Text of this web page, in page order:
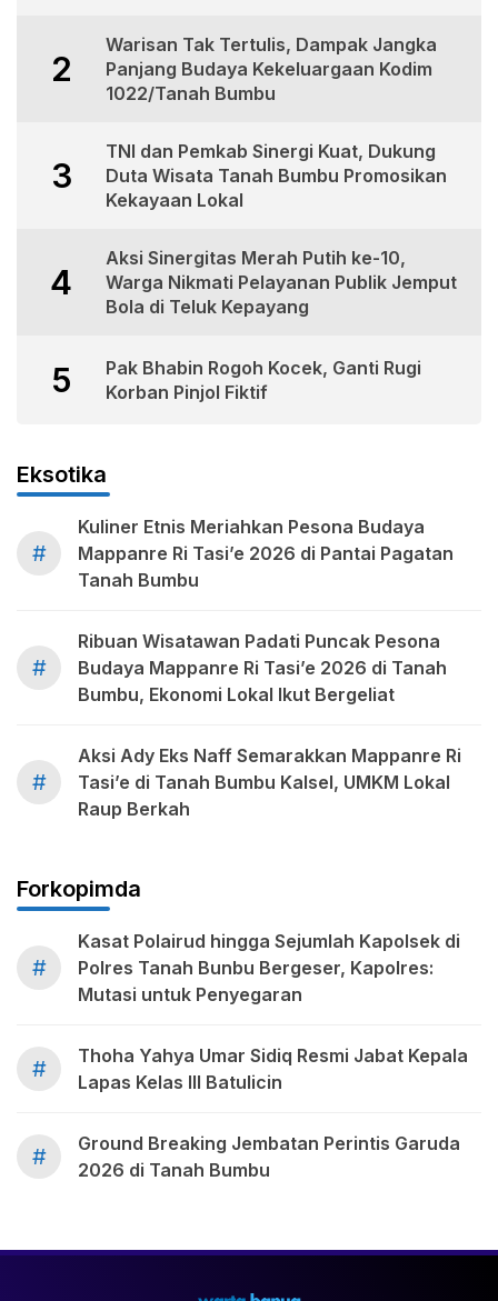
2
Warisan Tak Tertulis, Dampak Jangka
Panjang Budaya Kekeluargaan Kodim
1022/Tanah Bumbu
3
TNI dan Pemkab Sinergi Kuat, Dukung
Duta Wisata Tanah Bumbu Promosikan
Kekayaan Lokal
4
Aksi Sinergitas Merah Putih ke-10,
Warga Nikmati Pelayanan Publik Jemput
Bola di Teluk Kepayang
5
Pak Bhabin Rogoh Kocek, Ganti Rugi
Korban Pinjol Fiktif
Eksotika
#
Kuliner Etnis Meriahkan Pesona Budaya
Mappanre Ri Tasi’e 2026 di Pantai Pagatan
Tanah Bumbu
#
Ribuan Wisatawan Padati Puncak Pesona
Budaya Mappanre Ri Tasi’e 2026 di Tanah
Bumbu, Ekonomi Lokal Ikut Bergeliat
#
Aksi Ady Eks Naff Semarakkan Mappanre Ri
Tasi’e di Tanah Bumbu Kalsel, UMKM Lokal
Raup Berkah
Forkopimda
#
Kasat Polairud hingga Sejumlah Kapolsek di
Polres Tanah Bunbu Bergeser, Kapolres:
Mutasi untuk Penyegaran
#
Thoha Yahya Umar Sidiq Resmi Jabat Kepala
Lapas Kelas III Batulicin
#
Ground Breaking Jembatan Perintis Garuda
2026 di Tanah Bumbu